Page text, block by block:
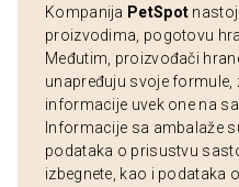
Kompanija PetSpot
proizvodima, pogotovu
Međutim, proizvođači
unapređuju svoje formule,
informacije uvek one na
Informacije sa ambalaže
podataka o prisustvu
izbegnete, kao i podataka